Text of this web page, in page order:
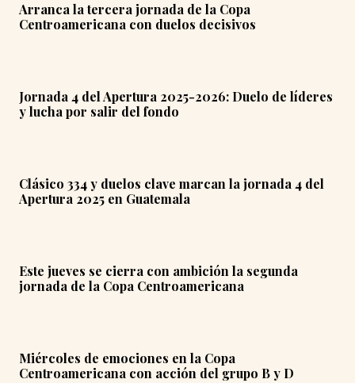
Arranca la tercera jornada de la Copa
Centroamericana con duelos decisivos
Jornada 4 del Apertura 2025-2026: Duelo de líderes
y lucha por salir del fondo
Clásico 334 y duelos clave marcan la jornada 4 del
Apertura 2025 en Guatemala
Este jueves se cierra con ambición la segunda
jornada de la Copa Centroamericana
Miércoles de emociones en la Copa
Centroamericana con acción del grupo B y D